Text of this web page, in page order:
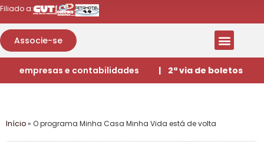
Filiado a:
Associe-se
empresas e contabilidades | 2ª via de boletos
Início» O programa Minha Casa Minha Vida está de volta